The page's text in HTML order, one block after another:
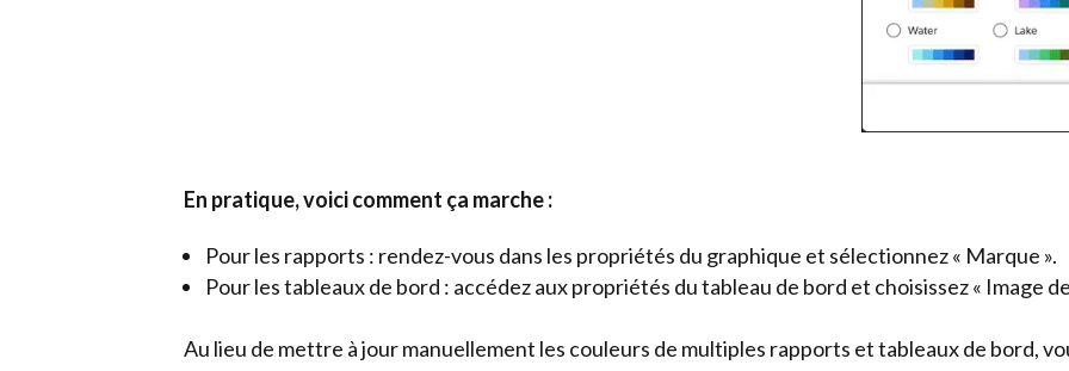
En pratique, voici comment ça marche :
Pour les rapports : rendez-vous dans les propriétés du graphique et sélectionnez « Marque ».
Pour les tableaux de bord : accédez aux propriétés du tableau de bord et choisissez « Image
Au lieu de mettre à jour manuellement les couleurs de multiples rapports et tableaux de bord,